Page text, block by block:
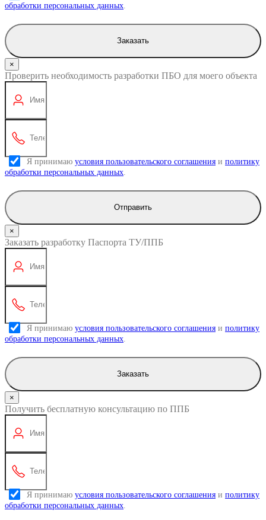
обработки персональных данных
Заказать
×
Проверить необходимость разработки ПБО для моего объекта
Я принимаю условия пользовательского соглашения и политику
обработки персональных данных
Отправить
×
Заказать разработку Паспорта ТУ/ППБ
Я принимаю условия пользовательского соглашения и политику
обработки персональных данных
Заказать
×
Получить бесплатную консультацию по ППБ
Я принимаю условия пользовательского соглашения и политику
обработки персональных данных